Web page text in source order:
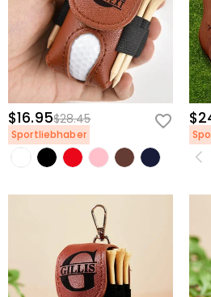
$16.95$28.45
Sportliebhaber